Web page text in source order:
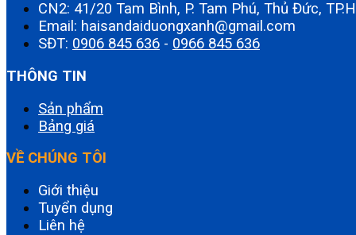
CN2: 41/20 Tam Bình, P. Tam Phú, Thủ Đức,
Email: haisandaiduongxanh@gmail.com
SĐT: 0906 845 636 - 0966 845 636
THÔNG TIN
Sản phẩm
Bảng giá
VỀ CHÚNG TÔI
Giới thiệu
Tuyển dụng
Liên hệ